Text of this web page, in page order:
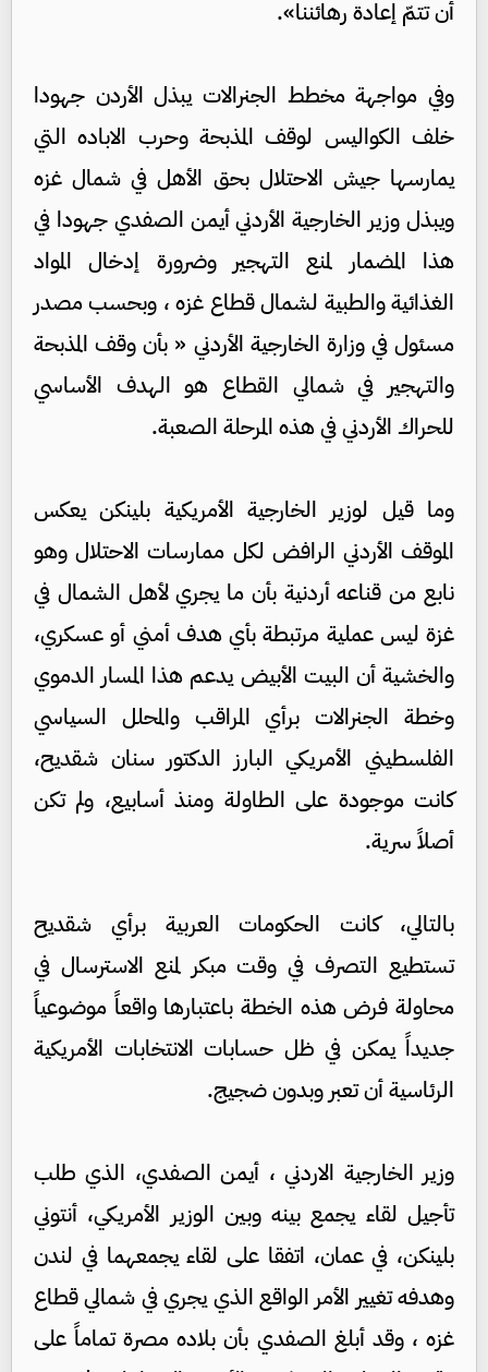
أن تتمّ إعادة رهائننا».
وفي مواجهة مخطط الجنرالات يبذل الأردن جهودا
خلف الكواليس لوقف المذبحة وحرب الاباده التي
يمارسها جيش الاحتلال بحق الأهل في شمال غزه
ويبذل وزير الخارجية الأردني أيمن الصفدي جهودا في
هذا المضمار لمنع التهجير وضرورة إدخال المواد
الغذائية والطبية لشمال قطاع غزه ، وبحسب مصدر
مسئول في وزارة الخارجية الأردني « بأن وقف المذبحة
والتهجير في شمالي القطاع هو الهدف الأساسي
للحراك الأردني في هذه المرحلة الصعبة.
وما قيل لوزير الخارجية الأمريكية بلينكن يعكس
الموقف الأردني الرافض لكل ممارسات الاحتلال وهو
نابع من قناعه أردنية بأن ما يجري لأهل الشمال في
غزة ليس عملية مرتبطة بأي هدف أمني أو عسكري،
والخشية أن البيت الأبيض يدعم هذا المسار الدموي
وخطة الجنرالات برأي المراقب والمحلل السياسي
الفلسطيني الأمريكي البارز الدكتور سنان شقديح،
كانت موجودة على الطاولة ومنذ أسابيع، ولم تكن
أصلاً سرية.
بالتالي، كانت الحكومات العربية برأي شقديح
تستطيع التصرف في وقت مبكر لمنع الاسترسال في
محاولة فرض هذه الخطة باعتبارها واقعاً موضوعياً
جديداً يمكن في ظل حسابات الانتخابات الأمريكية
الرئاسية أن تعبر وبدون ضجيج.
وزير الخارجية الاردني ، أيمن الصفدي، الذي طلب
تأجيل لقاء يجمع بينه وبين الوزير الأمريكي، أنتوني
بلينكن، في عمان، اتفقا على لقاء يجمعهما في لندن
وهدفه تغيير الأمر الواقع الذي يجري في شمالي قطاع
غزه ، وقد أبلغ الصفدي بأن بلاده مصرة تماماً على